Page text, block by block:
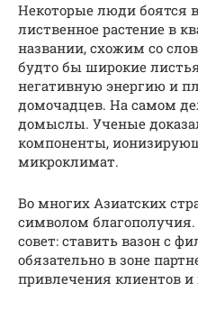
Некоторые люди боятся
лиственное растение в
названии, схожим со
будто бы широкие
негативную энергию и
домочадцев. На самом
домыслы. Ученые
компоненты,
микроклимат.
Во многих Азиатских
символом
совет: ставить вазон с
обязательно в зоне
привлечения клиентов